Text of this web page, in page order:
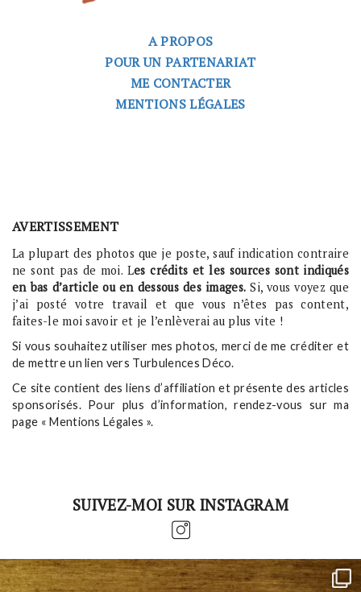
A PROPOS
POUR UN PARTENARIAT
ME CONTACTER
MENTIONS LÉGALES
AVERTISSEMENT
La plupart des photos que je poste, sauf indication contraire
ne sont pas de moi. Les crédits et les sources sont indiqués
en bas d’article ou en dessous des images. Si, vous voyez que
j’ai posté votre travail et que vous n’êtes pas content,
faites-le moi savoir et je l’enlèverai au plus vite !
Si vous souhaitez utiliser mes photos, merci de me créditer et
de mettre un lien vers Turbulences Déco.
Ce site contient des liens d’affiliation et présente des articles
sponsorisés. Pour plus d’information, rendez-vous sur ma
page « Mentions Légales ».
SUIVEZ-MOI SUR INSTAGRAM